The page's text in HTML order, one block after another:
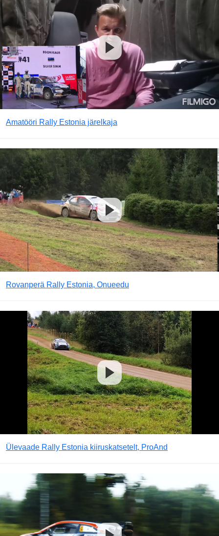
Amatööri Rally Estonia järelkaja
Rovanperä Rally Estonia, Onueedu
Ülevaade Rally Estonia kiiruskatsetelt, ProAnd